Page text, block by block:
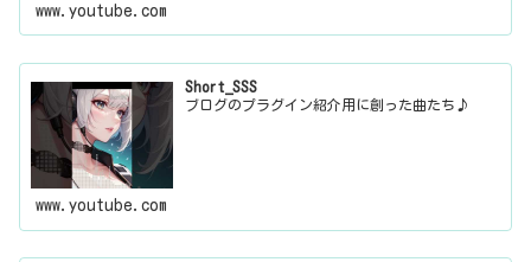
www.youtube.com
Short_SSS
ブログのプラグイン紹介用に創った曲たち♪
www.youtube.com